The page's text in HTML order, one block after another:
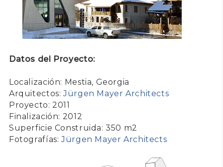
Datos del Proyecto:
Localización: Mestia, Georgia
Arquitectos:Jürgen Mayer Architects
Proyecto: 2011
Finalización: 2012
Superficie Construida: 350 m2
Fotografías:Jürgen Mayer Architects